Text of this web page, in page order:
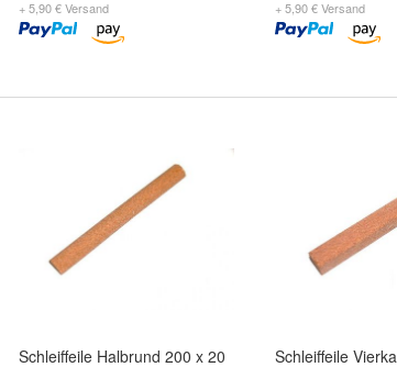
+ 5,90 € Versand + 5,90 € Versand
Schleiffeile Halbrund 200 x 20 Schleiffeile